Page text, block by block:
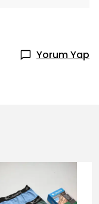
Yorum Yap